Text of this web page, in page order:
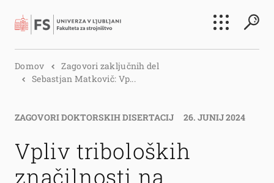
Išči
Domov
Zagovori zaključnih del
Sebastjan Matkovič: Vp...
ZAGOVORI DOKTORSKIH DISERTACIJ 26. JUNIJ 2024
Vpliv triboloških
značilnosti na